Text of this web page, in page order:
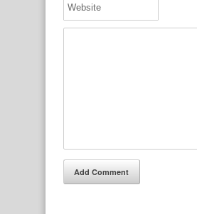
Add Comment